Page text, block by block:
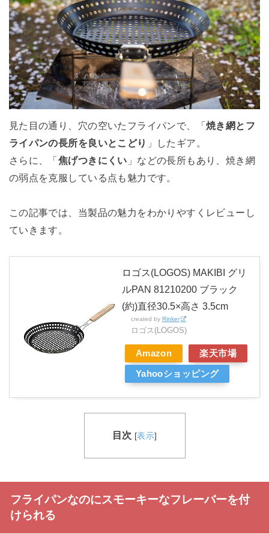
見た目の通り、穴の空いたフライパンで、「焼き網とフ
ライパンの長所を良いとこどり 」したギア。
さらに、「焦げつきにくい 」などの長所もあり、焼き網
の弱点を克服している点も魅力です。
この記事では、当製品の魅力をわかりやすくレビューし
ていきます。
ロゴス(LOGOS) MAKIBI グリ
ルPAN 81210200 ブラック
(約)直径30.5×高さ 3.5cm
created by Rinker
ロゴス(LOGOS)
Amazon 楽天市場
Yahooショッピング
目次 [表示]
フライパンなのにスモーキーなフレーバーを付
けられる